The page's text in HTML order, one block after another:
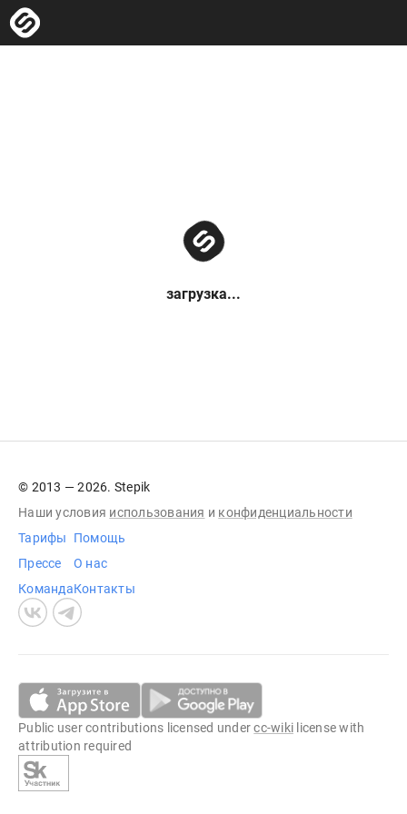
загрузка...
© 2013 — 2026. Stepik
Наши условия использования и конфиденциальности
Тарифы
Прессе
Команда
Помощь
О нас
Контакты
Public user contributions licensed undercc-wiki license with
attribution required